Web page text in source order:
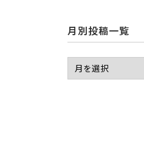
月別投稿一覧